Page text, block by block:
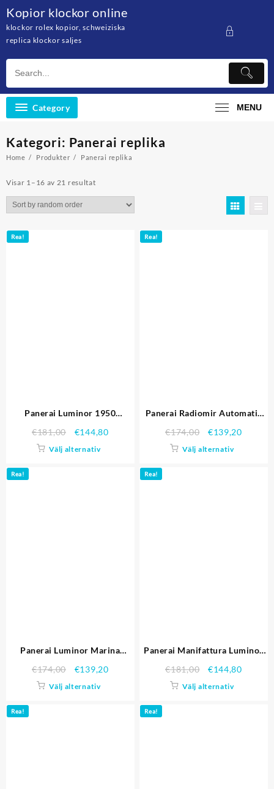
content
Kopior klockor online
klockor rolex kopior, schweiziska
replica klockor saljes
Category MENU
Kategori: Panerai replika
Home Produkter Panerai replika
Visar 1–16 av 21 resultat
Rea!
Panerai Luminor 1950
€181,00 €144,80
Välj alternativ
Rea!
Panerai Radiomir Automatic
€174,00 €139,20
Välj alternativ
Rea!
Panerai Luminor Marina
€174,00 €139,20
Välj alternativ
Rea!
Panerai Manifattura Luminor
€181,00 €144,80
Välj alternativ
Rea! Rea!